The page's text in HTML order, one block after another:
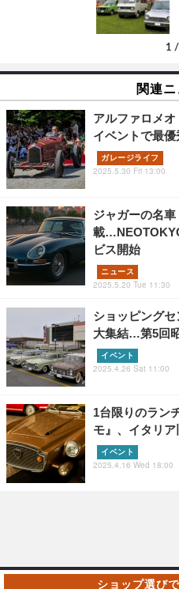
1 /
関連ニ
アルファロメ
イベントで最優
ガレージライフ
2025.5.30 Fri 13:00
ジャガーの名
載
ビス開始
ニュース
2025.5.20 Tue 11:30
ショッピング
大集結…第5回
イベント
2025.4.26 Sat 11:00
1台限りのラン
モ』、イタリ
イベント
2025.4.16 Wed 18:00